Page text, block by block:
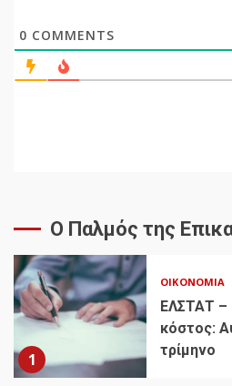
0 COMMENTS
Ο Παλμός της
1
ΟΙΚΟΝΟΜΊΑ
ΕΛΣΤΑΤ –
κόστος:
τρίμηνο